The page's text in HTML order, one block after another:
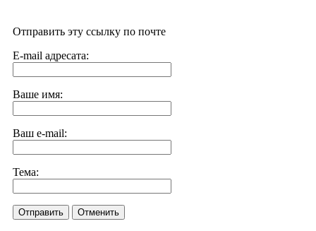
Отправить эту ссылку по почте
E-mail адресата:
Ваше имя:
Ваш e-mail:
Тема:
Отправить Отменить